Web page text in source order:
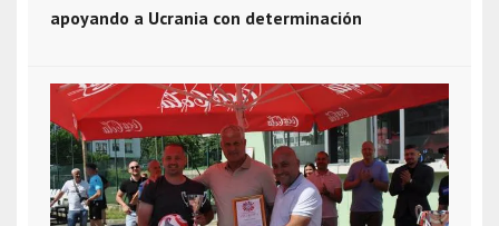
apoyando a Ucrania con determinación